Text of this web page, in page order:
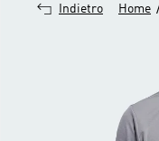
Indietro Home